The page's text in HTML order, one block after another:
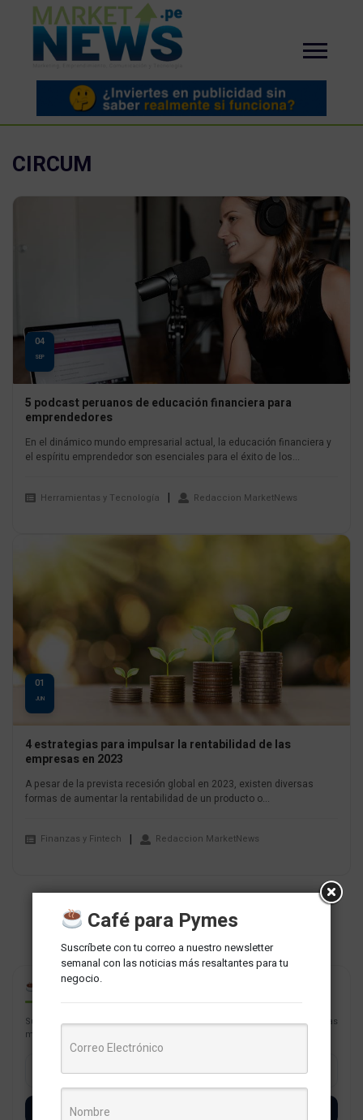
CIRCUM
04
SEP
5 podcast peruanos de educación financiera para
emprendedores
En el dinámico mundo empresarial actual, la educación financiera y
el espíritu emprendedor son esenciales para el éxito de los...
Herramientas y Tecnología Redaccion MarketNews
01
JUN
4 estrategias para impulsar la rentabilidad de las
empresas en 2023
A pesar de la prevista recesión global en 2023, existen diversas
formas de aumentar la rentabilidad de un producto o...
Finanzas y Fintech Redaccion MarketNews
CAFÉ PARA PYMES
Suscríbete con tu correo a nuestro newsletter semanal con las noticias
más resaltantes para tu negocio.
Café para Pymes
Suscríbete con tu correo a nuestro newsletter
semanal con las noticias más resaltantes para tu
negocio.